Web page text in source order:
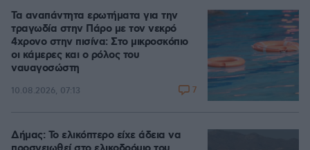
Τα αναπάντητα ερωτήματα για την
τραγωδία στην Πάρο με τον νεκρό
4χρονο στην πισίνα: Στο μικροσκόπιο
οι κάμερες και ο ρόλος του
ναυαγοσώστη
10.08.2026, 07:13 7
Δήμας: Το ελικόπτερο είχε άδεια να